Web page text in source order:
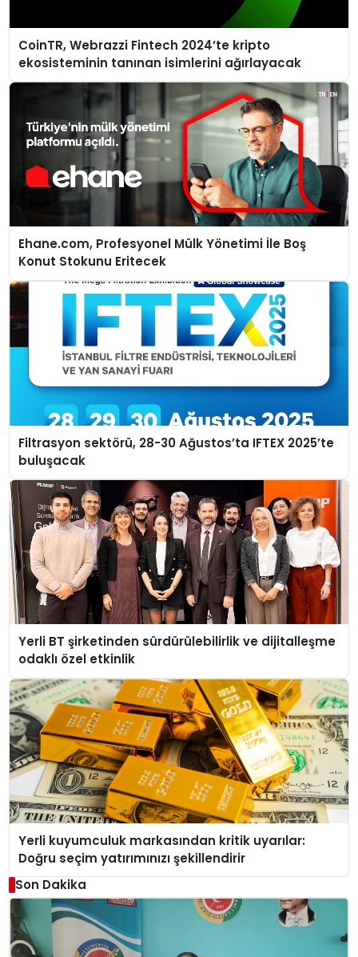
CoinTR, Webrazzi Fintech 2024’te kripto
ekosisteminin tanınan isimlerini ağırlayacak
Ehane.com, Profesyonel Mülk Yönetimi İle Boş
Konut Stokunu Eritecek
Filtrasyon sektörü, 28-30 Ağustos’ta IFTEX 2025’te
buluşacak
Yerli BT şirketinden sürdürülebilirlik ve dijitalleşme
odaklı özel etkinlik
Yerli kuyumculuk markasından kritik uyarılar:
Doğru seçim yatırımınızı şekillendirir
Son Dakika